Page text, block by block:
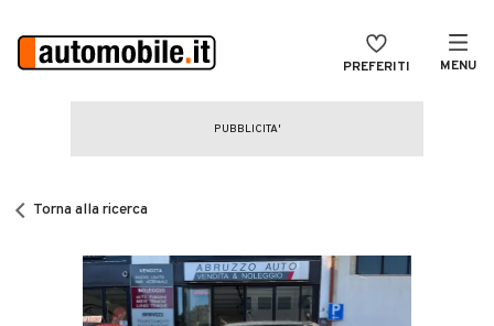
PREFERITI MENU
CERCA
Auto Nuove
Torna alla ricerca